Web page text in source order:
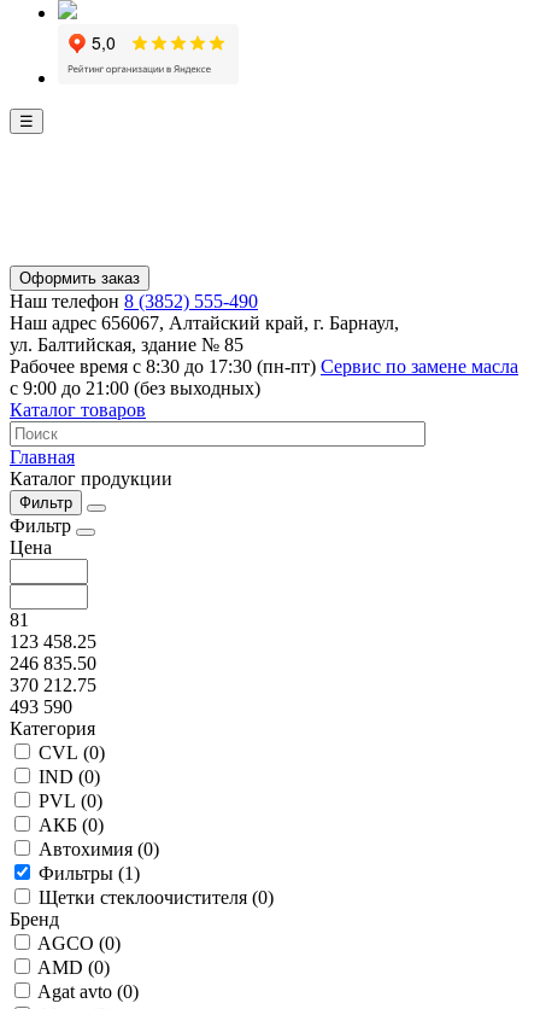
☰
Оформить заказ
Наш телефон 8 (3852) 555-490
Наш адрес 656067, Алтайский край, г. Барнаул,
ул. Балтийская, здание № 85
Рабочее время с 8:30 до 17:30 (пн-пт) Сервис по замене масла
с 9:00 до 21:00 (без выходных)
Каталог товаров
Главная
Каталог продукции
Фильтр
Фильтр
Цена
81
123 458.25
246 835.50
370 212.75
493 590
Категория
CVL (0)
IND (0)
PVL (0)
АКБ (0)
Автохимия (0)
Фильтры (1)
Щетки стеклоочистителя (0)
Бренд
AGCO (0)
AMD (0)
Agat avto (0)